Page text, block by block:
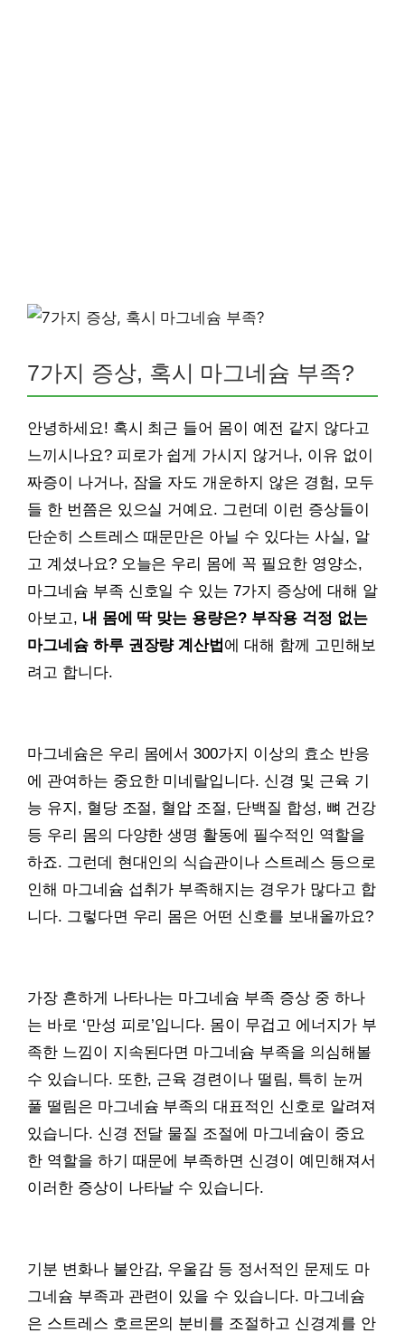
7가지 증상, 혹시 마그네슘 부족?
안녕하세요! 혹시 최근 들어 몸이 예전 같지 않다고
느끼시나요? 피로가 쉽게 가시지 않거나, 이유 없이
짜증이 나거나, 잠을 자도 개운하지 않은 경험, 모두
들 한 번쯤은 있으실 거예요. 그런데 이런 증상들이
단순히 스트레스 때문만은 아닐 수 있다는 사실, 알
고 계셨나요? 오늘은 우리 몸에 꼭 필요한 영양소,
마그네슘 부족 신호일 수 있는 7가지 증상에 대해 알
아보고, 내 몸에 딱 맞는 용량은? 부작용 걱정 없는
마그네슘 하루 권장량 계산법 에 대해 함께 고민해보
려고 합니다.
마그네슘은 우리 몸에서 300가지 이상의 효소 반응
에 관여하는 중요한 미네랄입니다. 신경 및 근육 기
능 유지, 혈당 조절, 혈압 조절, 단백질 합성, 뼈 건강
등 우리 몸의 다양한 생명 활동에 필수적인 역할을
하죠. 그런데 현대인의 식습관이나 스트레스 등으로
인해 마그네슘 섭취가 부족해지는 경우가 많다고 합
니다. 그렇다면 우리 몸은 어떤 신호를 보내올까요?
가장 흔하게 나타나는 마그네슘 부족 증상 중 하나
는 바로 ‘만성 피로’입니다. 몸이 무겁고 에너지가 부
족한 느낌이 지속된다면 마그네슘 부족을 의심해볼
수 있습니다. 또한, 근육 경련이나 떨림, 특히 눈꺼
풀 떨림은 마그네슘 부족의 대표적인 신호로 알려져
있습니다. 신경 전달 물질 조절에 마그네슘이 중요
한 역할을 하기 때문에 부족하면 신경이 예민해져서
이러한 증상이 나타날 수 있습니다.
기분 변화나 불안감, 우울감 등 정서적인 문제도 마
그네슘 부족과 관련이 있을 수 있습니다. 마그네슘
은 스트레스 호르몬의 분비를 조절하고 신경계를 안